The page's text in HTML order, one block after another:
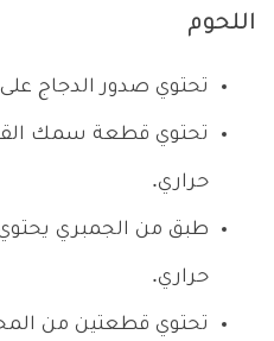
اللحوم
تحتوي صدور الدجاج على 100 سعر حراري.
حراري.
حراري.